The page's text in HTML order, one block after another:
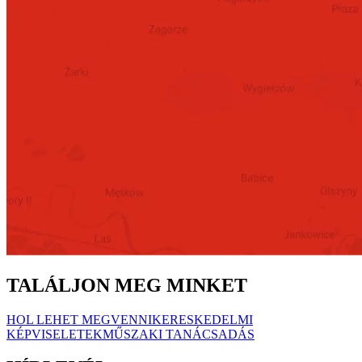
TALÁLJON MEG MINKET
HOL LEHET MEGVENNIKERESKEDELMI
KÉPVISELETEKMŰSZAKI TANÁCSADÁS